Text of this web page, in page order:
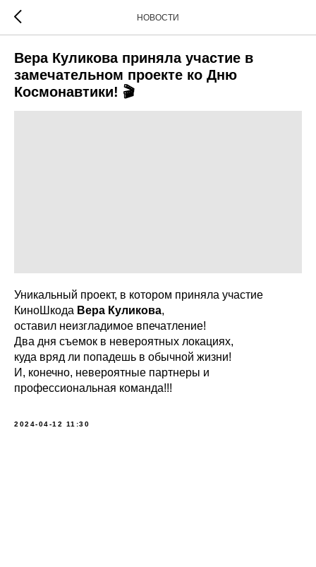
НОВОСТИ
Вера Куликова приняла участие в
замечательном проекте ко Дню
Космонавтики! 🎬
Уникальный проект, в котором приняла участие
КиноШкода Вера Куликова,
оставил неизгладимое впечатление!
Два дня съемок в невероятных локациях,
куда вряд ли попадешь в обычной жизни!
И, конечно, невероятные партнеры и
профессиональная команда!!!
2024-04-12 11:30